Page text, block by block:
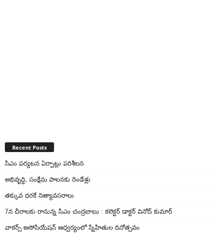
Recent Posts
సిఎం పర్యటన ఏర్పాట్లు పరిశీలన
అభివృద్ది, సంక్షేమ పాలనకు రెండేళ్లు
తక్కువ ధరకే నిత్యావసరాలు
7న చీరాలకు రానున్న సిఎం చంద్రబాబు : కలెక్టర్ డాక్టర్ వినోద్ కుమార్
వాకర్స్‌ అసోసియేషన్‌ ఆధ్వర్యంలో స్నేహితుల దినోత్సవం